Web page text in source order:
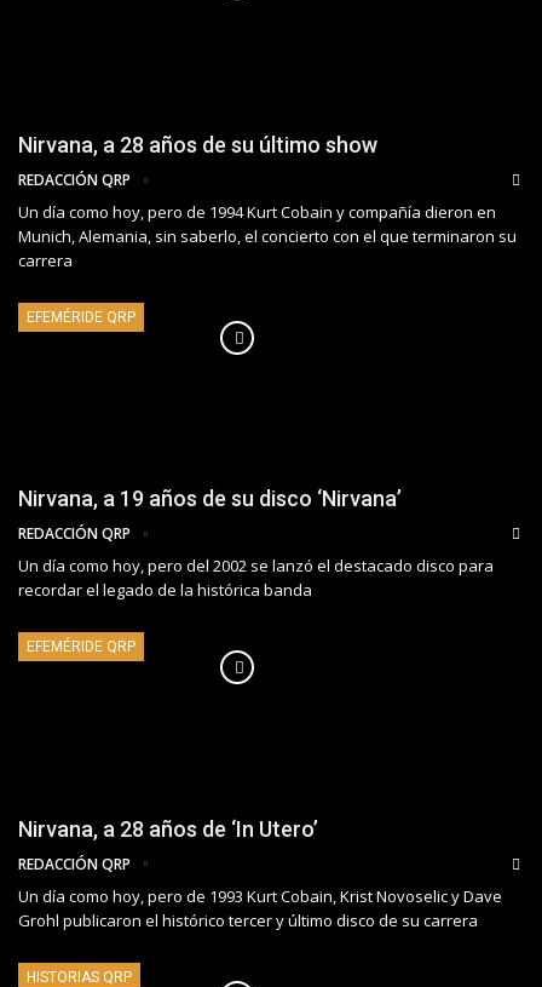
Nirvana, a 28 años de su último show
REDACCIÓN QRP
Un día como hoy, pero de 1994 Kurt Cobain y compañía dieron en
Munich, Alemania, sin saberlo, el concierto con el que terminaron su
carrera
EFEMÉRIDE QRP
Nirvana, a 19 años de su disco ‘Nirvana’
REDACCIÓN QRP
Un día como hoy, pero del 2002 se lanzó el destacado disco para
recordar el legado de la histórica banda
EFEMÉRIDE QRP
Nirvana, a 28 años de ‘In Utero’
REDACCIÓN QRP
Un día como hoy, pero de 1993 Kurt Cobain, Krist Novoselic y Dave
Grohl publicaron el histórico tercer y último disco de su carrera
HISTORIAS QRP